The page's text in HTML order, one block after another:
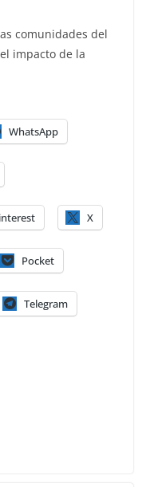
comunidades del
impacto de la
WhatsApp
X
Pocket
Telegram